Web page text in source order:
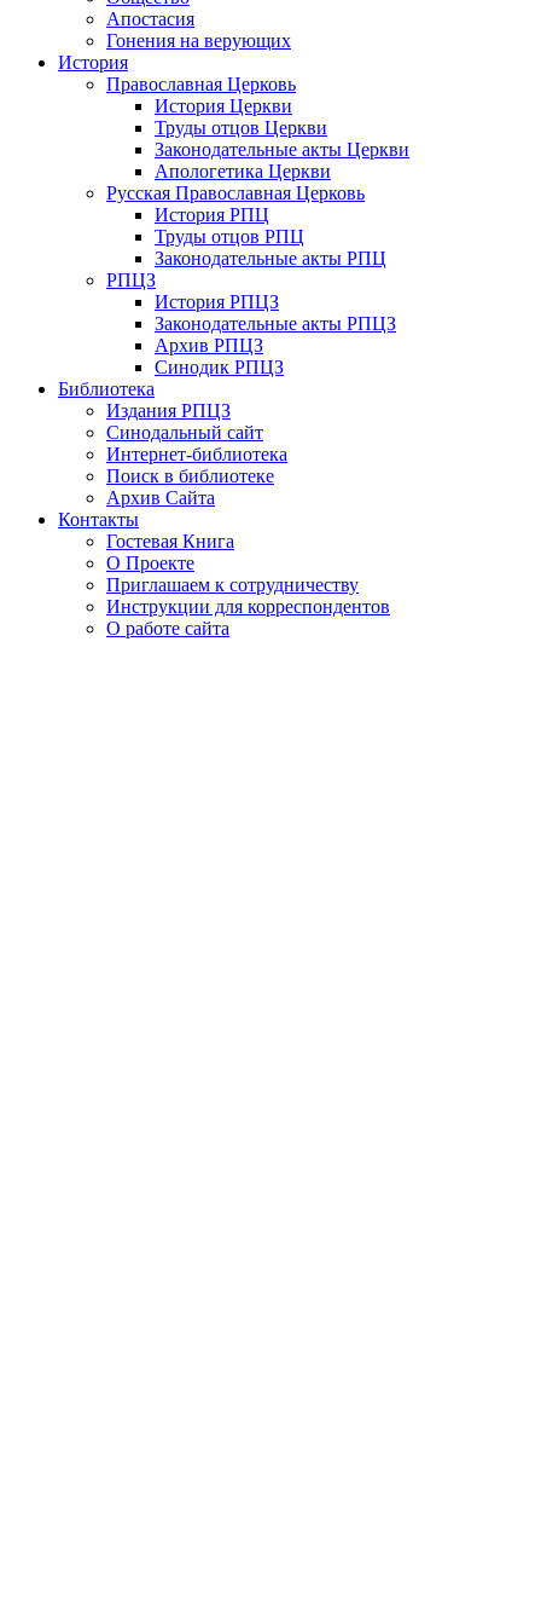
Апостасия
Гонения на верующих
История
Православная Церковь
История Церкви
Труды отцов Церкви
Законодательные акты Церкви
Апологетика Церкви
Русская Православная Церковь
История РПЦ
Труды отцов РПЦ
Законодательные акты РПЦ
РПЦЗ
История РПЦЗ
Законодательные акты РПЦЗ
Архив РПЦЗ
Синодик РПЦЗ
Библиотека
Издания РПЦЗ
Синодальный сайт
Интернет-библиотека
Поиск в библиотеке
Архив Сайта
Контакты
Гостевая Книга
О Проекте
Приглашаем к сотрудничеству
Инструкции для корреспондентов
О работе сайта